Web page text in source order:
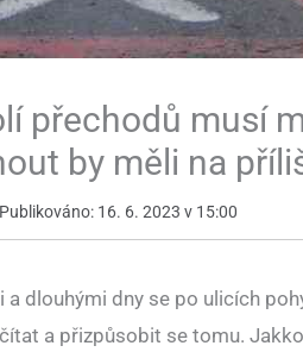
přechodů musí
by měli na
16. 6. 2023 v 15:00
a dlouhými dny se po ulicích
a přizpůsobit se tomu.